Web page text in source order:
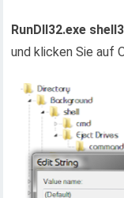
RunDll32.exe
und klicken Sie auf